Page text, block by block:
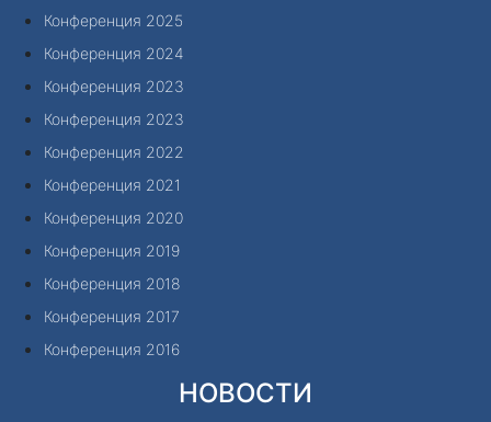
Конференция 2025
Конференция 2024
Конференция 2023
Конференция 2023
Конференция 2022
Конференция 2021
Конференция 2020
Конференция 2019
Конференция 2018
Конференция 2017
Конференция 2016
НОВОСТИ